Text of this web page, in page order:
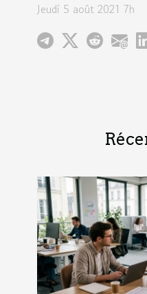
Jeudi 5 août 2021 7h